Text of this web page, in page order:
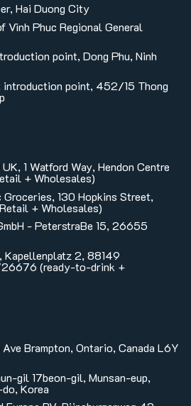
Hai Duong City
Vinh Phuc Regional General
point, Dong Phu, Ninh
introduction point, 452/15 Thong
1 Watford Way, Hendon Centre
+ Wholesales)
130 Hopkins Street,
+ Wholesales)
- PeterstraBe 15, 26655
Kapellenplatz 2, 88149
(ready-to-drink +
Ave Brampton, Ontario, Canada L6Y
gil 17beon-gil, Munsan-eup,
Korea